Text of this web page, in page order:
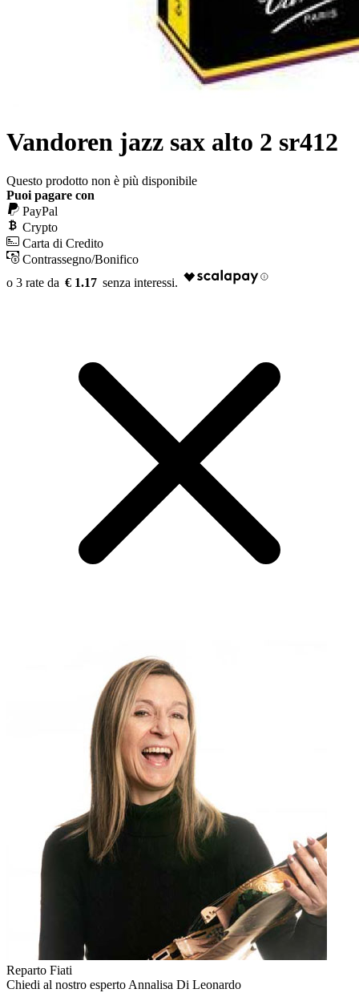
Vandoren jazz sax alto 2 sr412
Questo prodotto non è più disponibile
Puoi pagare con
PayPal
Crypto
Carta di Credito
Contrassegno/Bonifico
€ 1.17
Reparto Fiati
Chiedi al nostro espertoAnnalisa Di Leonardo